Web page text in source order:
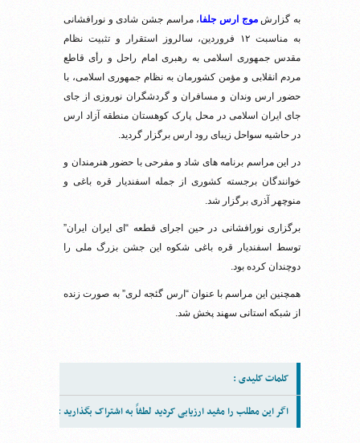
به گزارشموج ارس جلفا، مراسم جشن شادی و نورافشانی
به مناسبت ۱۲ فروردین، سالروز استقرار و تثبیت نظام
مقدس جمهوری اسلامی به رهبری امام راحل و رأی قاطع
مردم انقلابی و مؤمن کشورمان به نظام جمهوری اسلامی، با
حضور ارس وندان و مسافران و گردشگران نوروزی از جای
جای ایران اسلامی در محل پارک کوهستان منطقه آزاد ارس
در حاشیه سواحل زیبای رود ارس برگزار گردید.
در این مراسم برنامه های شاد و مفرحی با حضور هنرمندان و
خوانندگان برجسته کشوری از جمله اسفندیار قره باغی و
منوچهر آذری برگزار شد.
برگزاری نورافشانی در حین اجرای قطعه “ای ایران ایران”
توسط اسفندیار قره باغی شکوه این جشن بزرگ ملی را
دوچندان کرده بود.
همچنین این مراسم با عنوان “ارس گئجه لری” به صورت زنده
از شبکه استانی سهند پخش شد.
کلمات کلیدی :
اگر این مطلب را مفید ارزیابی کردید لطفاً به اشتراک بگذارید :